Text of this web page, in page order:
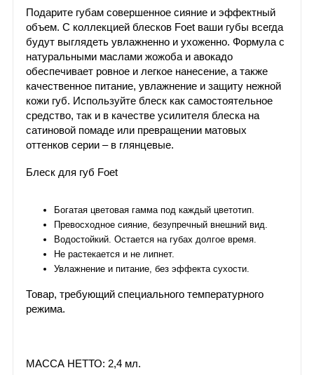
Подарите губам совершенное сияние и эффектный
объем. С коллекцией блесков Foet ваши губы всегда
будут выглядеть увлажненно и ухоженно. Формула с
натуральными маслами жожоба и авокадо
обеспечивает ровное и легкое нанесение, а также
качественное питание, увлажнение и защиту нежной
кожи губ. Используйте блеск как самостоятельное
средство, так и в качестве усилителя блеска на
сатиновой помаде или превращении матовых
оттенков серии – в глянцевые.
Блеск для губ Foet
Богатая цветовая гамма под каждый цветотип.
Превосходное сияние, безупречный внешний вид.
Водостойкий. Остается на губах долгое время.
Не растекается и не липнет.
Увлажнение и питание, без эффекта сухости.
Товар, требующий специального температурного
режима.
МАССА НЕТТО: 2,4 мл.